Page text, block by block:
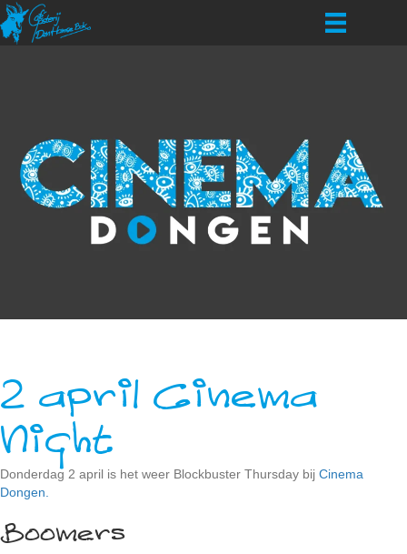
2 april Cinema
Night
Donderdag 2 april is het weer Blockbuster Thursday bij Cinema
Dongen.
Boomers